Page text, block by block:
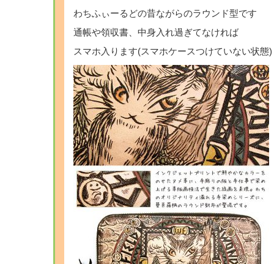
わちふぃーるどの昔ながらのラウンド型です
通帳や領収書、中身入れ過ぎてなければ
スマホ入ります(スマホケースつけていない状態)